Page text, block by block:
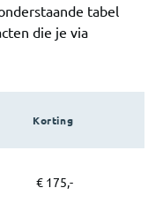
tabel
die je via
Korting
€ 175,-